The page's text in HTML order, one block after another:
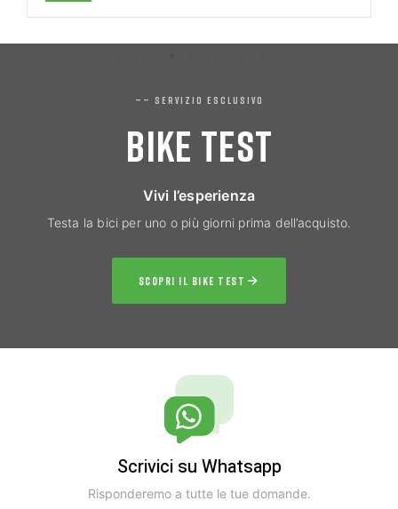
—— SERVIZIO ESCLUSIVO
BIKE TEST
Vivi l’esperienza
Testa la bici per uno o più giorni prima dell’acquisto.
SCOPRI IL BIKE TEST
Scrivici su Whatsapp
Risponderemo a tutte le tue domande.